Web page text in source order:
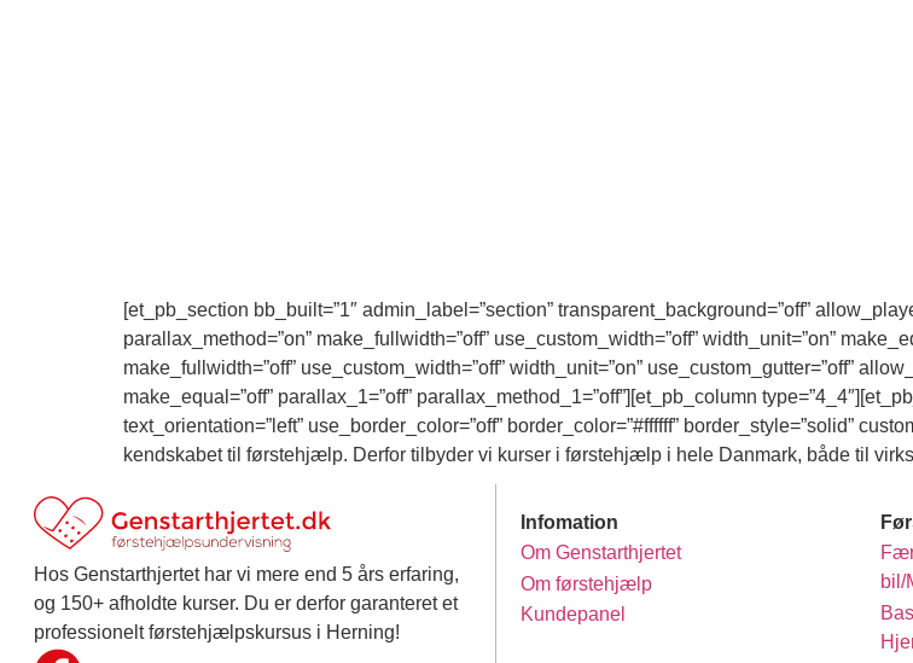
[et_pb_section bb_built=”1″ admin_label=”section” transparent_background=”off”
parallax_method=”on” make_fullwidth=”off” use_custom_width=”off” width_unit=”on”
make_fullwidth=”off” use_custom_width=”off” width_unit=”on” use_custom_gutter=”off”
make_equal=”off” parallax_1=”off” parallax_method_1=”off”][et_pb_column
text_orientation=”left” use_border_color=”off” border_color=”#ffffff” border_style=”solid”
kendskabet til førstehjælp. Derfor tilbyder vi kurser i førstehjælp i hele Danmark, både til
Hos Genstarthjertet har vi mere end 5 års erfaring,
og 150+ afholdte kurser. Du er derfor garanteret et
professionelt førstehjælpskursus i Herning!
Infomation
Om Genstarthjertet
Om førstehjælp
Kundepanel
bil/